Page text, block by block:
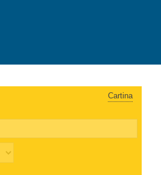
Cartina